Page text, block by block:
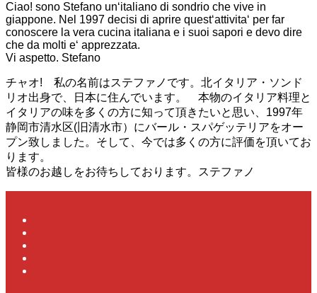
Ciao! sono Stefano un‘italiano di sondrio che vive in
giappone. Nel 1997 decisi di aprire quest‘attivita‘ per far
conoscere la vera cucina italiana e i suoi sapori e devo dire
che da molti e‘ apprezzata.
Vi aspetto. Stefano
チャオ! 私の名前はステファノです。北イタリア・ソンド
リオ出身で、日本に住んでいます。 本物のイタリア料理と
イタリアの味を多くの方に知って頂きたいと思い、1997年
静岡市清水区(旧清水市）にバール・スパゲッテリアをオー
プン致しました。そして、今では多くの方に評価を頂いてお
ります。
皆様のお越しをお待ちしております。ステファノ